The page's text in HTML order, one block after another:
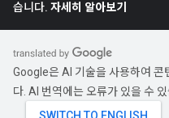
습니다. 자세히 알아보기
Google은 AI 기술을 사용하여 콘
다. AI 번역에는 오류가 있을 수 있